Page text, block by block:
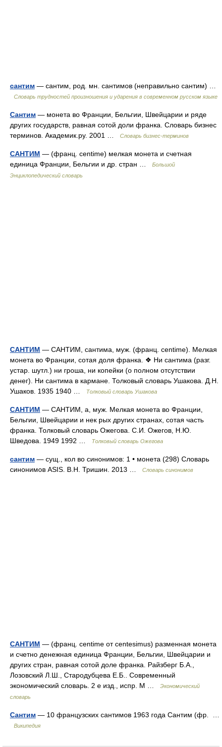
сантим — сантим, род. мн. сантимов (неправильно сантим) …
Словарь трудностей произношения и ударения в современном русском языке
Сантим — монета во Франции, Бельгии, Швейцарии и ряде
других государств, равная сотой доли франка. Словарь бизнес
терминов. Академик.ру. 2001 …
Словарь бизнес-терминов
САНТИМ — (франц. centime) мелкая монета и счетная
единица Франции, Бельгии и др. стран …
Большой
Энциклопедический словарь
САНТИМ — САНТИМ, сантима, муж. (франц. centime). Мелкая
монета во Франции, сотая доля франка. ❖ Ни сантима (разг.
устар. шутл.) ни гроша, ни копейки (о полном отсутствии
денег). Ни сантима в кармане. Толковый словарь Ушакова. Д.Н.
Ушаков. 1935 1940 …
Толковый словарь Ушакова
САНТИМ — САНТИМ, а, муж. Мелкая монета во Франции,
Бельгии, Швейцарии и нек рых других странах, сотая часть
франка. Толковый словарь Ожегова. С.И. Ожегов, Н.Ю.
Шведова. 1949 1992 …
Толковый словарь Ожегова
сантим — сущ., кол во синонимов: 1 • монета (298) Словарь
синонимов ASIS. В.Н. Тришин. 2013 …
Словарь синонимов
САНТИМ — (франц. centime от centesimus) разменная монета
и счетно денежная единица Франции, Бельгии, Швейцарии и
других стран, равная сотой доле франка. Райзберг Б.А.,
Лозовский Л.Ш., Стародубцева Е.Б.. Современный
экономический словарь. 2 е изд., испр. М …
Экономический
словарь
Сантим — 10 французских сантимов 1963 года Сантим (фр. …
Википедия